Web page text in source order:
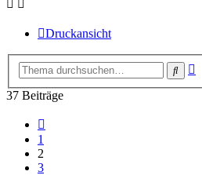
Druckansicht
Suche
37 Beiträge
1
2
3